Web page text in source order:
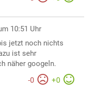
10:51 Uhr
jetzt noch nichts
ist sehr
näher googeln.
-0 +0